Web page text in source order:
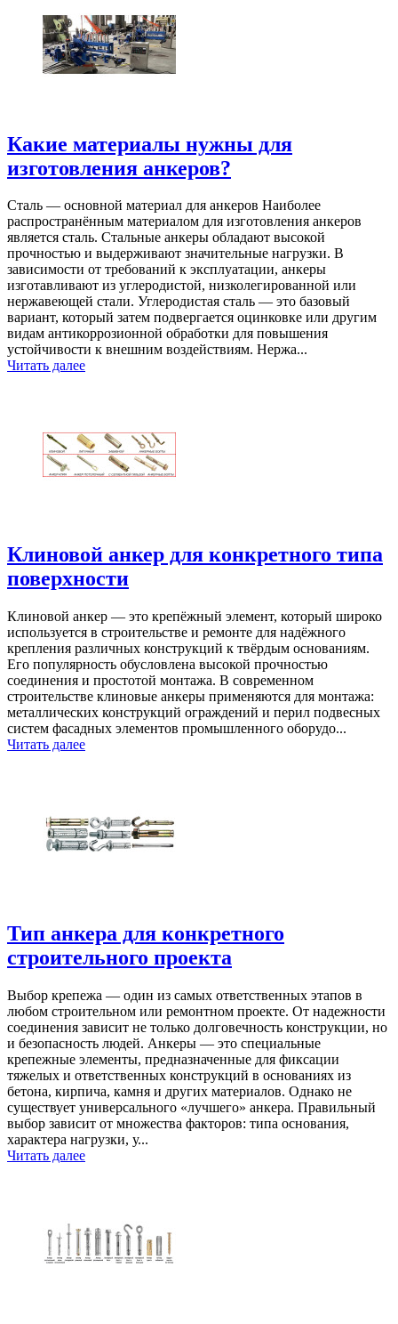
Какие материалы нужны для
изготовления анкеров?
Сталь — основной материал для анкеров Наиболее
распространённым материалом для изготовления анкеров
является сталь. Стальные анкеры обладают высокой
прочностью и выдерживают значительные нагрузки. В
зависимости от требований к эксплуатации, анкеры
изготавливают из углеродистой, низколегированной или
нержавеющей стали. Углеродистая сталь — это базовый
вариант, который затем подвергается оцинковке или другим
видам антикоррозионной обработки для повышения
устойчивости к внешним воздействиям. Нержа...
Читать далее
Клиновой анкер для конкретного типа
поверхности
Клиновой анкер — это крепёжный элемент, который широко
используется в строительстве и ремонте для надёжного
крепления различных конструкций к твёрдым основаниям.
Его популярность обусловлена высокой прочностью
соединения и простотой монтажа. В современном
строительстве клиновые анкеры применяются для монтажа:
металлических конструкций ограждений и перил подвесных
систем фасадных элементов промышленного оборудо...
Читать далее
Тип анкера для конкретного
строительного проекта
Выбор крепежа — один из самых ответственных этапов в
любом строительном или ремонтном проекте. От надежности
соединения зависит не только долговечность конструкции, но
и безопасность людей. Анкеры — это специальные
крепежные элементы, предназначенные для фиксации
тяжелых и ответственных конструкций в основаниях из
бетона, кирпича, камня и других материалов. Однако не
существует универсального «лучшего» анкера. Правильный
выбор зависит от множества факторов: типа основания,
характера нагрузки, у...
Читать далее